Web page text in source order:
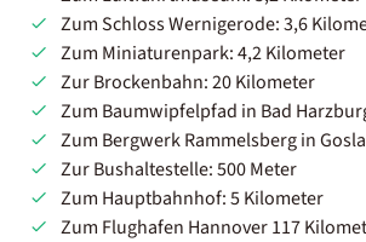
Zum Schloss Wernigerode: 3,6
Zum Miniaturenpark: 4,2 Kilometer
Zur Brockenbahn: 20 Kilometer
Zum Baumwipfelpfad in Bad
Zum Bergwerk Rammelsberg in
Zur Bushaltestelle: 500 Meter
Zum Hauptbahnhof: 5 Kilometer
Zum Flughafen Hannover 117